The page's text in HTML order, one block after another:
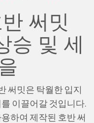
써밋
승 및 세
써밋은 탁월한 입지
이끌어갈 것입니다.
하여 제작된 호반 써